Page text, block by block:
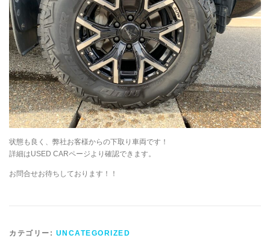
状態も良く、弊社お客様からの下取り車両です！
詳細はUSED CARページより確認できます。
お問合せお待ちしております！！
カテゴリー: UNCATEGORIZED